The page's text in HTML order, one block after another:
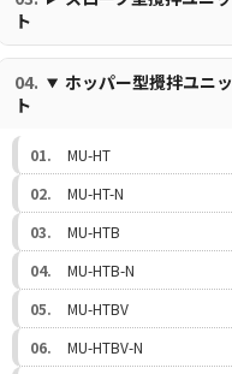
ト
ホッパー型攪拌ユニッ
ト
MU-HT
MU-HT-N
MU-HTB
MU-HTB-N
MU-HTBV
MU-HTBV-N